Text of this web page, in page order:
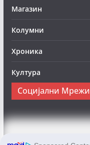
Магазин
Колумни
Хроника
Култура
Социјални Мрежи